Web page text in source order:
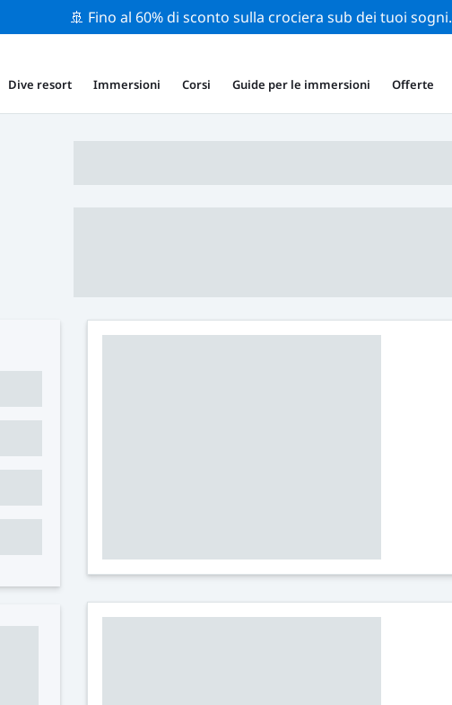
🚢 Fino al 60% di sconto sulla crociera sub dei tuoi sogni.
Dive resort Immersioni Corsi Guide per le immersioni Offerte